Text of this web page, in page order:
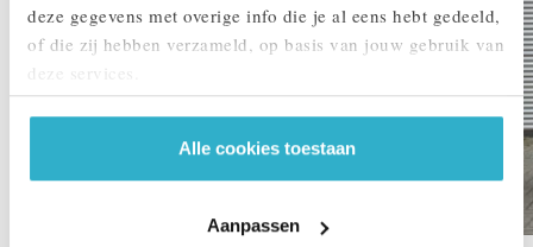
deze gegevens met overige info die je al eens hebt gedeeld,
of die zij hebben verzameld, op basis van jouw gebruik van
deze services.
Alle cookies toestaan
Aanpassen